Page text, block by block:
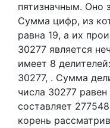
пятизначным. Оно
Сумма цифр, из
равна 19, а их
30277 является
имеет 8 делителей:
30277, . Сумма
числа 30277
составляет
корень